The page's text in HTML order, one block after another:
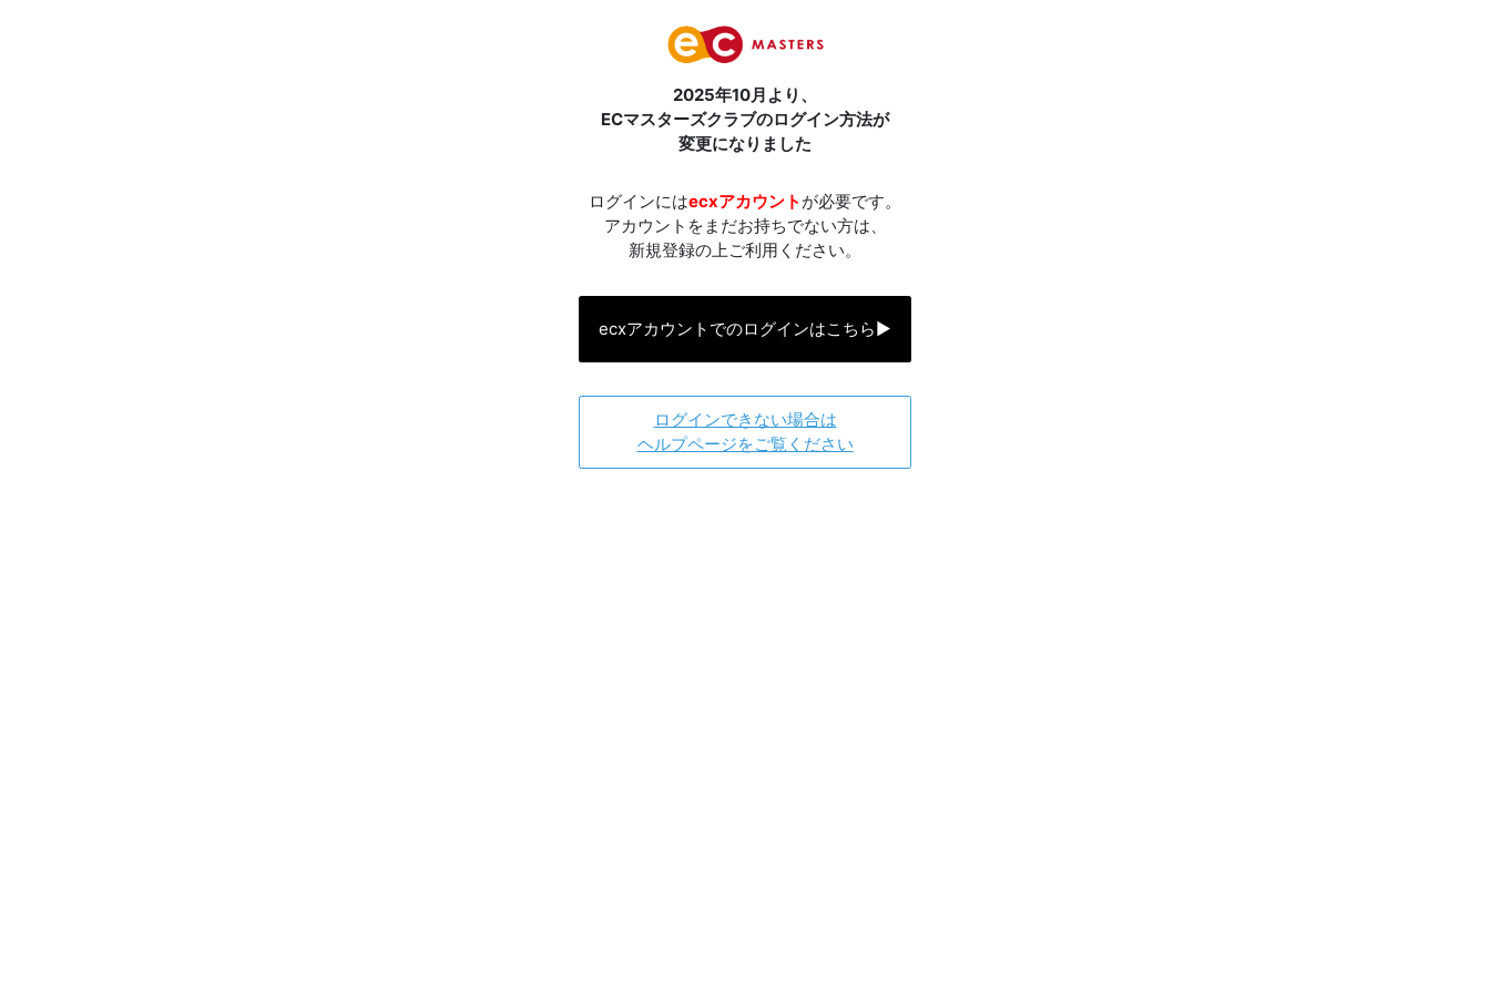
2025年10月より、
ECマスターズクラブのログイン方法が
変更になりました
ログインにはecxアカウント が必要です。
アカウントをまだお持ちでない方は、
新規登録の上ご利用ください。
ecxアカウントでのログインはこちら▶
ログインできない場合は
ヘルプページをご覧ください